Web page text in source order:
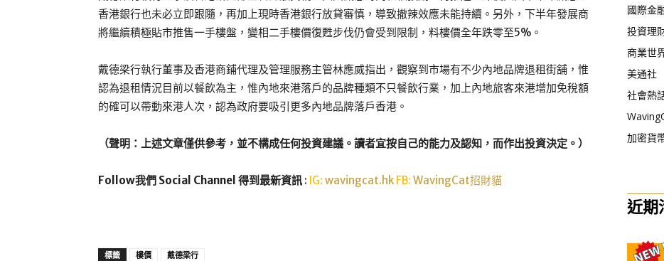
香港銀行也未必立即跟隨，再加上現時香港銀行放貸審慎，導致撤辣效應未能持續。另外，下半年發展商
將繼續積極貼市推售一手樓盤，變相二手樓價復甦步伐仍會受到限制，料樓價全年跌零至5%。
戴德梁行執行董事及香港商鋪代理及管理服務主管林應威指出，觀察到市場有不少內地品牌退租街舖，惟
認為退租情況目前以餐飲為主，惟內地來港落戶的品牌種類不只餐飲行業，加上內地旅客來港增加免稅額
的確可以帶動來港人次，認為政府要吸引更多內地品牌落戶香港。
（聲明：上述文章僅供參考，並不構成任何投資建議。讀者宜按自己的能力及認知，而作出投資決定。）
Follow我們 Social Channel 得到最新資訊 : IG: wavingcat.hkFB: WavingCat招財貓
標籤 樓價 戴德梁行
國際金
投資理
商業世
美通社
社會熱
加密貨
近期